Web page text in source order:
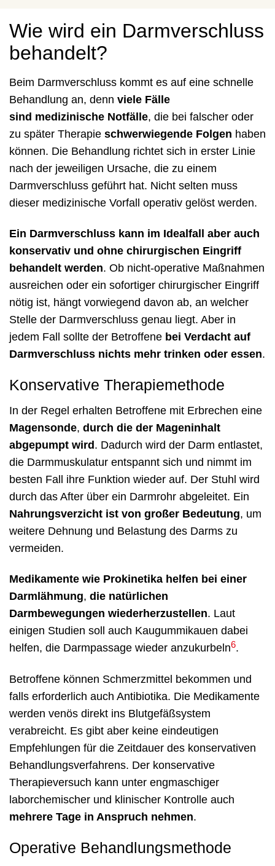
Wie wird ein Darmverschluss
behandelt?
Beim Darmverschluss kommt es auf eine schnelle
Behandlung an, denn viele Fälle
sind medizinische Notfälle, die bei falscher oder
zu später Therapie schwerwiegende Folgen haben
können. Die Behandlung richtet sich in erster Linie
nach der jeweiligen Ursache, die zu einem
Darmverschluss geführt hat. Nicht selten muss
dieser medizinische Vorfall operativ gelöst werden.
Ein Darmverschluss kann im Idealfall aber auch
konservativ und ohne chirurgischen Eingriff
behandelt werden. Ob nicht-operative Maßnahmen
ausreichen oder ein sofortiger chirurgischer Eingriff
nötig ist, hängt vorwiegend davon ab, an welcher
Stelle der Darmverschluss genau liegt. Aber in
jedem Fall sollte der Betroffene bei Verdacht auf
Darmverschluss nichts mehr trinken oder essen.
Konservative Therapiemethode
In der Regel erhalten Betroffene mit Erbrechen eine
Magensonde, durch die der Mageninhalt
abgepumpt wird. Dadurch wird der Darm entlastet,
die Darmmuskulatur entspannt sich und nimmt im
besten Fall ihre Funktion wieder auf. Der Stuhl wird
durch das After über ein Darmrohr abgeleitet. Ein
Nahrungsverzicht ist von großer Bedeutung, um
weitere Dehnung und Belastung des Darms zu
vermeiden.
Medikamente wie Prokinetika helfen bei einer
Darmlähmung, die natürlichen
Darmbewegungen wiederherzustellen. Laut
einigen Studien soll auch Kaugummikauen dabei
helfen, die Darmpassage wieder anzukurbeln6.
Betroffene können Schmerzmittel bekommen und
falls erforderlich auch Antibiotika. Die Medikamente
werden venös direkt ins Blutgefäßsystem
verabreicht. Es gibt aber keine eindeutigen
Empfehlungen für die Zeitdauer des konservativen
Behandlungsverfahrens. Der konservative
Therapieversuch kann unter engmaschiger
laborchemischer und klinischer Kontrolle auch
mehrere Tage in Anspruch nehmen.
Operative Behandlungsmethode